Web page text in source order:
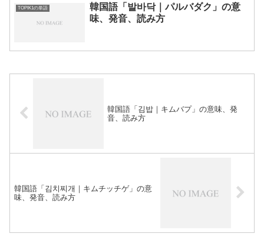
TOPIK1の単語
韓国語「발바닥｜パルバダク」の意
味、発音、読み方
韓国語「김밥｜キムバプ」の意味、発
音、読み方
韓国語「김치찌개｜キムチッチゲ」の意
味、発音、読み方